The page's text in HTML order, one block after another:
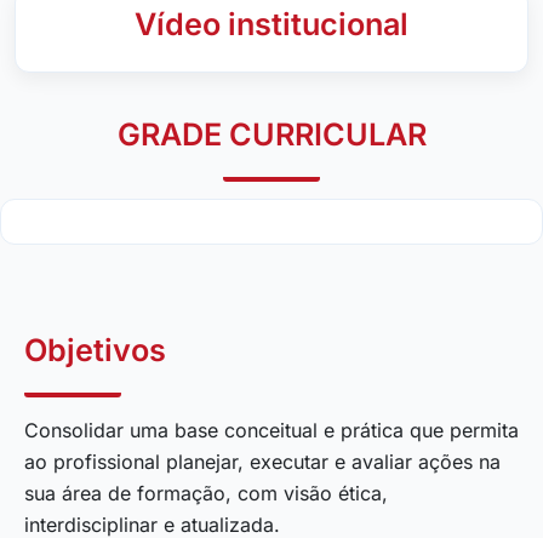
Vídeo institucional
GRADE CURRICULAR
Objetivos
Consolidar uma base conceitual e prática que permita
ao profissional planejar, executar e avaliar ações na
sua área de formação, com visão ética,
interdisciplinar e atualizada.